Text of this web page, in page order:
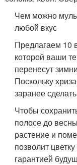
Чем можно
любой вкус
Предлагаем 10
которой ваши
перенесут
Поскольку
заранее
Чтобы
полосе до
растение и
позволит
гарантией